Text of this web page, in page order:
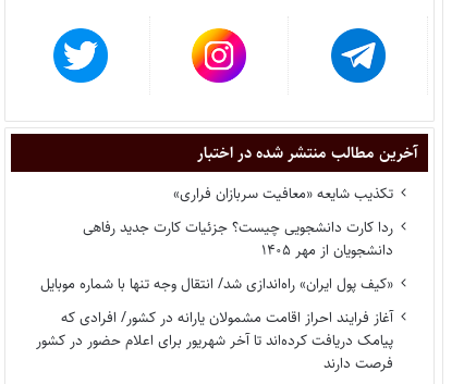
آخرین مطالب منتشر شده در اختبار
تکذیب شایعه «معافیت سربازان فراری»
ردا کارت دانشجویی چیست؟ جزئیات کارت جدید رفاهی
دانشجویان از مهر ۱۴۰۵
«کیف پول ایران» راه‌اندازی شد/ انتقال وجه تنها با شماره موبایل
آغاز فرایند احراز اقامت مشمولان یارانه در کشور/ افرادی که
پیامک دریافت کرده‌اند تا آخر شهریور برای اعلام حضور در کشور
فرصت دارند